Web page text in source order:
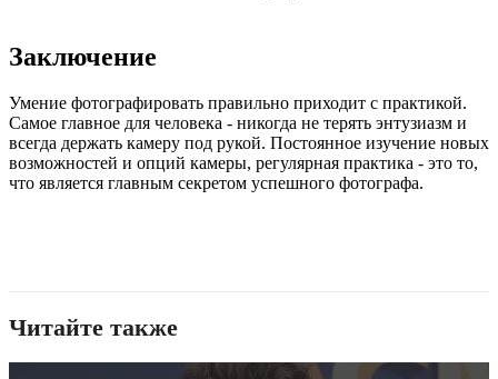
Заключение
Умение фотографировать правильно приходит с практикой.
Самое главное для человека - никогда не терять энтузиазм и
всегда держать камеру под рукой. Постоянное изучение новых
возможностей и опций камеры, регулярная практика - это то,
что является главным секретом успешного фотографа.
Читайте также